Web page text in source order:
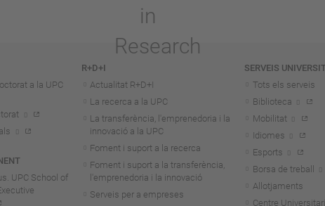
a la UPC
UPC School of
R+D+I
Actualitat R+D+I
La recerca a la UPC
La transferència, l'emprenedoria i la
innovació a la UPC
Foment i suport a la recerca
Foment i suport a la transferència,
l'emprenedoria i la innovació
Serveis per a empreses
SERVEIS
Tots els serveis
Biblioteca
Mobilitat
Idiomes
Esports
Borsa de treball
Allotjaments
Centre